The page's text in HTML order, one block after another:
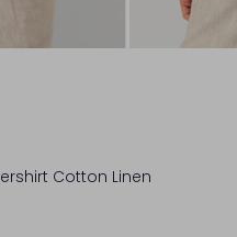
Cotton Linen